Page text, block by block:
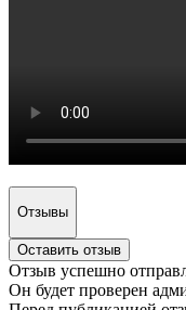
Отзывы
Оставить отзыв
Отзыв успешно
Он будет проверен